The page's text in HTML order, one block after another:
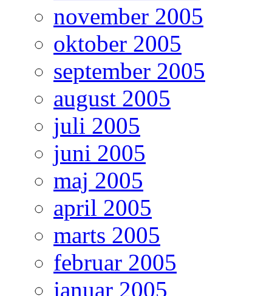
november 2005
oktober 2005
september 2005
august 2005
juli 2005
juni 2005
maj 2005
april 2005
marts 2005
februar 2005
januar 2005